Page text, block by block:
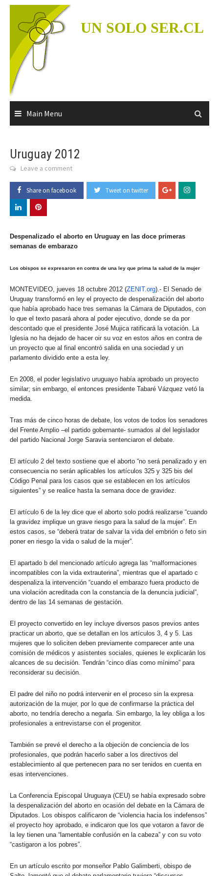
Skip
content
UN SOLO SER.CL
Main Menu
Uruguay 2012
Leave a comment
Share on facebook Tweet on twitter
Despenalizado el aborto en Uruguay en las doce primeras
semanas de embarazo
Los obispos se expresaron en contra de una ley que prima la salud de la mujer
MONTEVIDEO, jueves 18 octubre 2012 (ZENIT.org).- El Senado de
Uruguay transformó en ley el proyecto de despenalización del aborto
que había aprobado hace tres semanas la Cámara de Diputados, con
lo que el texto pasará ahora al poder ejecutivo, donde se da por
descontado que el presidente José Mujica ratificará la votación. La
Iglesia no ha dejado de hacer oir su voz en estos años en contra de
un proyecto que al final encontró salida en una sociedad y un
parlamento dividido ente a esta ley.
En 2008, el poder legislativo uruguayo había aprobado un proyecto
similar; sin embargo, el entonces presidente Tabaré Vázquez vetó la
medida.
Tras más de cinco horas de debate, los votos de todos los senadores
del Frente Amplio –el partido gobernante- sumados al del legislador
del partido Nacional Jorge Saravia sentenciaron el debate.
El artículo 2 del texto sostiene que el aborto “no será penalizado y en
consecuencia no serán aplicables los artículos 325 y 325 bis del
Código Penal para los casos que se establecen en los artículos
siguientes” y se realice hasta la semana doce de gravidez.
El artículo 6 de la ley dice que el aborto solo podrá realizarse “cuando
la gravidez implique un grave riesgo para la salud de la mujer”. En
estos casos, se “deberá tratar de salvar la vida del embrión o feto sin
poner en riesgo la vida o salud de la mujer”.
El apartado b del mencionado artículo agrega las “malformaciones
incompatibles con la vida extrauterina”, mientras que el apartado c
despenaliza la intervención “cuando el embarazo fuera producto de
una violación acreditada con la constancia de la denuncia judicial”,
dentro de las 14 semanas de gestación.
El proyecto convertido en ley incluye diversos pasos previos antes
practicar un aborto, que se detallan en los artículos 3, 4 y 5. Las
mujeres que lo soliciten deben previamente comparecer ante una
comisión de médicos y asistentes sociales, quienes le explicarán los
alcances de su decisión. Tendrán “cinco días como mínimo” para
reconsiderar su decisión.
El padre del niño no podrá intervenir en el proceso sin la expresa
autorización de la mujer, por lo que de confirmarse la práctica del
aborto, no tendría derecho a negarla. Sin embargo, la ley obliga a los
profesionales a entrevistarse con el progenitor.
También se prevé el derecho a la objeción de conciencia de los
profesionales, que podrán hacerlo saber a los directivos del
establecimiento al que pertenecen para no ser tenidos en cuenta en
esas intervenciones.
La Conferencia Episcopal Uruguaya (CEU) se había expresado sobre
la despenalización del aborto en ocasión del debate en la Cámara de
Diputados. Los obispos calificaron de “violencia hacia los indefensos”
el proyecto hoy aprobado, e indicaron que los que votaron a favor de
la ley tienen una “lamentable confusión en la cabeza” y con su voto
“castigaron a los pobres”.
En un artículo escrito por monseñor Pablo Galimberti, obispo de